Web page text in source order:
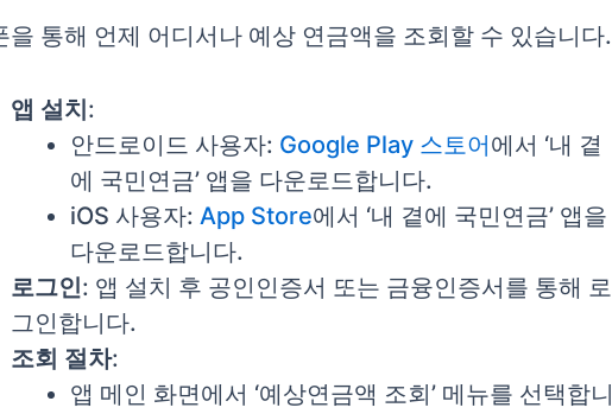
을 통해 언제 어디서나 예상 연금액을 조회할 수 있습니다.
앱 설치:
안드로이드 사용자: Google Play 스토어에서 ‘내 곁
에 국민연금’ 앱을 다운로드합니다.
iOS 사용자: App Store에서 ‘내 곁에 국민연금’ 앱을
다운로드합니다.
로그인: 앱 설치 후 공인인증서 또는 금융인증서를 통해 로
그인합니다.
조회 절차:
앱 메인 화면에서 ‘예상연금액 조회’ 메뉴를 선택합니